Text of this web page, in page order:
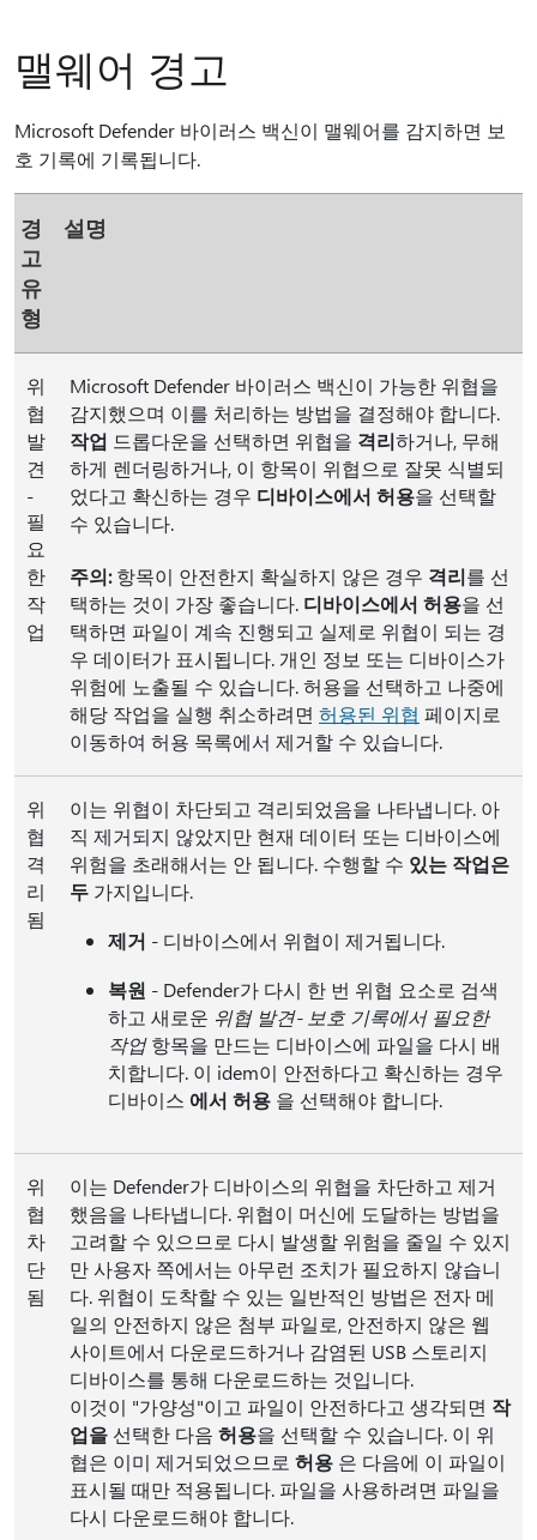
맬웨어 경고
Microsoft Defender 바이러스 백신이 맬웨어를 감지하면 보
호 기록에 기록됩니다.
경
고
유
형
설명
위
협
발
견
-
필
요
한
작
업
Microsoft Defender 바이러스 백신이 가능한 위협을
감지했으며 이를 처리하는 방법을 결정해야 합니다.
작업 드롭다운을 선택하면 위협을 격리하거나, 무해
하게 렌더링하거나, 이 항목이 위협으로 잘못 식별되
었다고 확신하는 경우 디바이스에서 허용을 선택할
수 있습니다.
주의:항목이 안전한지 확실하지 않은 경우 격리를 선
택하는 것이 가장 좋습니다. 디바이스에서 허용을 선
택하면 파일이 계속 진행되고 실제로 위협이 되는 경
우 데이터가 표시됩니다. 개인 정보 또는 디바이스가
위험에 노출될 수 있습니다. 허용을 선택하고 나중에
해당 작업을 실행 취소하려면 허용된 위협 페이지로
이동하여 허용 목록에서 제거할 수 있습니다.
위
협
격
리
됨
이는 위협이 차단되고 격리되었음을 나타냅니다. 아
직 제거되지 않았지만 현재 데이터 또는 디바이스에
위험을 초래해서는 안 됩니다. 수행할 수 있는 작업은
두 가지입니다.
제거 - 디바이스에서 위협이 제거됩니다.
복원 - Defender가 다시 한 번 위협 요소로 검색
하고 새로운 위협 발견- 보호 기록에서 필요한
작업항목을 만드는 디바이스에 파일을 다시 배
치합니다. 이 idem이 안전하다고 확신하는 경우
디바이스 에서 허용 을 선택해야 합니다.
위
협
차
단
됨
이는 Defender가 디바이스의 위협을 차단하고 제거
했음을 나타냅니다. 위협이 머신에 도달하는 방법을
고려할 수 있으므로 다시 발생할 위험을 줄일 수 있지
만 사용자 쪽에서는 아무런 조치가 필요하지 않습니
다. 위협이 도착할 수 있는 일반적인 방법은 전자 메
일의 안전하지 않은 첨부 파일로, 안전하지 않은 웹
사이트에서 다운로드하거나 감염된 USB 스토리지
디바이스를 통해 다운로드하는 것입니다.
이것이 "가양성"이고 파일이 안전하다고 생각되면 작
업을 선택한 다음 허용을 선택할 수 있습니다. 이 위
협은 이미 제거되었으므로 허용 은 다음에 이 파일이
표시될 때만 적용됩니다. 파일을 사용하려면 파일을
다시 다운로드해야 합니다.